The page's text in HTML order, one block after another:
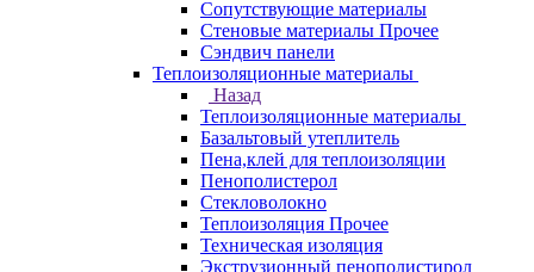
Сопутствующие материалы
Стеновые материалы Прочее
Сэндвич панели
Теплоизоляционные материалы
Назад
Теплоизоляционные материалы
Базальтовый утеплитель
Пена,клей для теплоизоляции
Пенополистерол
Стекловолокно
Теплоизоляция Прочее
Техническая изоляция
Экструзионный пенополистирол